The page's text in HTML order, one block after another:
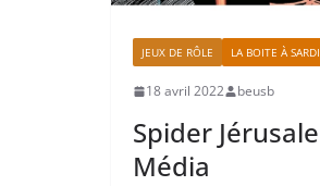
JEUX DE RÔLE LA BOITE À
18 avril 2022 beusb
Spider
Média